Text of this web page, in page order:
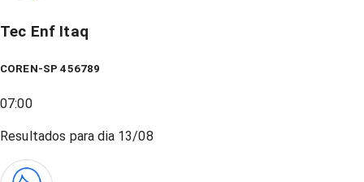
Tec Enf Itaq
COREN-SP 456789
07:00
Resultados para dia 13/08